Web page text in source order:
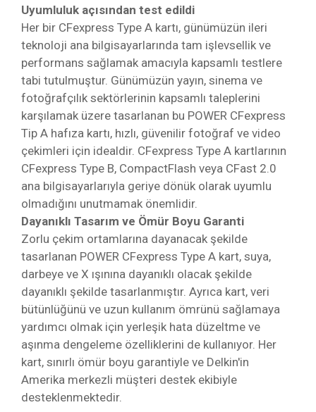
Uyumluluk açısından test edildi
Her bir CFexpress Type A kartı, günümüzün ileri
teknoloji ana bilgisayarlarında tam işlevsellik ve
performans sağlamak amacıyla kapsamlı testlere
tabi tutulmuştur. Günümüzün yayın, sinema ve
fotoğrafçılık sektörlerinin kapsamlı taleplerini
karşılamak üzere tasarlanan bu POWER CFexpress
Tip A hafıza kartı, hızlı, güvenilir fotoğraf ve video
çekimleri için idealdir. CFexpress Type A kartlarının
CFexpress Type B, CompactFlash veya CFast 2.0
ana bilgisayarlarıyla geriye dönük olarak uyumlu
olmadığını unutmamak önemlidir.
Dayanıklı Tasarım ve Ömür Boyu Garanti
Zorlu çekim ortamlarına dayanacak şekilde
tasarlanan POWER CFexpress Type A kart, suya,
darbeye ve X ışınına dayanıklı olacak şekilde
dayanıklı şekilde tasarlanmıştır. Ayrıca kart, veri
bütünlüğünü ve uzun kullanım ömrünü sağlamaya
yardımcı olmak için yerleşik hata düzeltme ve
aşınma dengeleme özelliklerini de kullanıyor. Her
kart, sınırlı ömür boyu garantiyle ve Delkin'in
Amerika merkezli müşteri destek ekibiyle
desteklenmektedir.